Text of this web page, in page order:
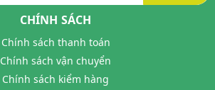
CHÍNH SÁCH
Chính sách thanh toán
Chính sách vận chuyển
Chính sách kiểm hàng